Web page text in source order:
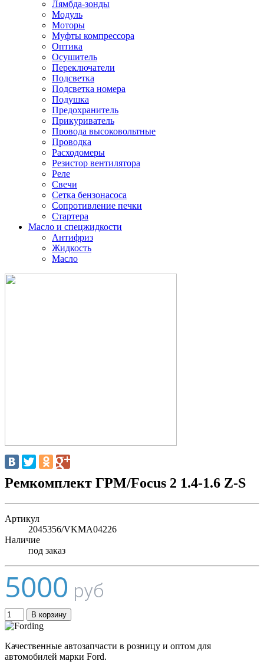
Лямбда-зонды
Модуль
Моторы
Муфты компрессора
Оптика
Осушитель
Переключатели
Подсветка
Подсветка номера
Подушка
Предохранитель
Прикуриватель
Провода высоковольтные
Проводка
Расходомеры
Резистор вентилятора
Реле
Свечи
Сетка бензонасоса
Сопротивление печки
Стартера
Масло и спецжидкости
Антифриз
Жидкость
Масло
Ремкомплект ГРМ/Focus 2 1.4-1.6 Z-S
Артикул
2045356/VKMA04226
Наличие
под заказ
5000руб
В корзину
Качественные автозапчасти в розницу и оптом для
автомобилей марки Ford.